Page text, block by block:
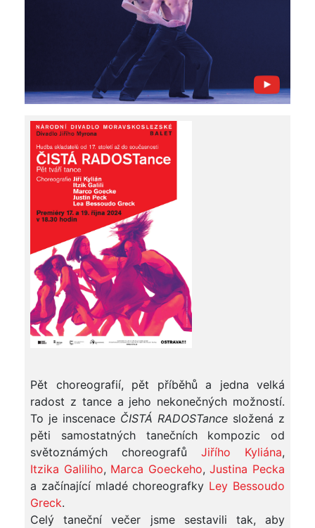
Pět choreografií, pět příběhů a jedna velká
radost z tance a jeho nekonečných možností.
To je inscenace ČISTÁ RADOSTance složená z
pěti samostatných tanečních kompozic od
světoznámých choreografů Jiřího Kyliána,
Itzika Galiliho, Marca Goeckeho,Justina Pecka
a začínající mladé choreografky Ley Bessoudo
Greck.
Celý taneční večer jsme sestavili tak, aby